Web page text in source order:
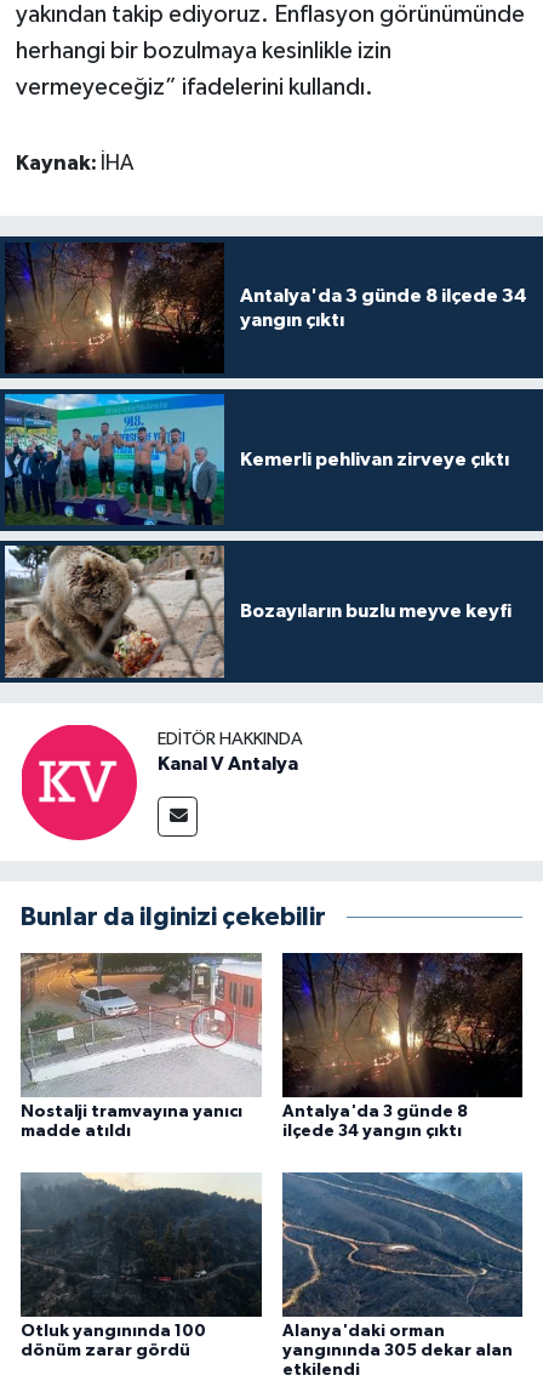
yakından takip ediyoruz. Enflasyon görünümünde
herhangi bir bozulmaya kesinlikle izin
vermeyeceğiz” ifadelerini kullandı.
Kaynak: İHA
Antalya'da 3 günde 8 ilçede 34
yangın çıktı
Kemerli pehlivan zirveye çıktı
Bozayıların buzlu meyve keyfi
EDITÖR HAKKINDA
Kanal V Antalya
Bunlar da ilginizi çekebilir
Nostalji tramvayına yanıcı
madde atıldı
Antalya'da 3 günde 8
ilçede 34 yangın çıktı
Otluk yangınında 100
dönüm zarar gördü
Alanya'daki orman
yangınında 305 dekar alan
etkilendi